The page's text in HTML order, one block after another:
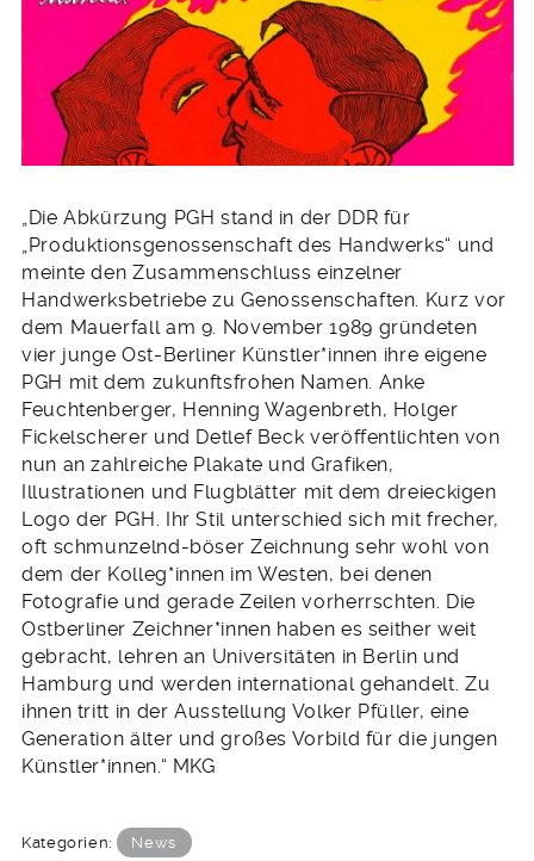
„Die Abkürzung PGH stand in der DDR für
„Produktionsgenossenschaft des Handwerks“ und
meinte den Zusammenschluss einzelner
Handwerksbetriebe zu Genossenschaften. Kurz vor
dem Mauerfall am 9. November 1989 gründeten
vier junge Ost-Berliner Künstler*innen ihre eigene
PGH mit dem zukunftsfrohen Namen. Anke
Feuchtenberger, Henning Wagenbreth, Holger
Fickelscherer und Detlef Beck veröffentlichten von
nun an zahlreiche Plakate und Grafiken,
Illustrationen und Flugblätter mit dem dreieckigen
Logo der PGH. Ihr Stil unterschied sich mit frecher,
oft schmunzelnd-böser Zeichnung sehr wohl von
dem der Kolleg*innen im Westen, bei denen
Fotografie und gerade Zeilen vorherrschten. Die
Ostberliner Zeichner*innen haben es seither weit
gebracht, lehren an Universitäten in Berlin und
Hamburg und werden international gehandelt. Zu
ihnen tritt in der Ausstellung Volker Pfüller, eine
Generation älter und großes Vorbild für die jungen
Künstler*innen.“ MKG
Kategorien: News